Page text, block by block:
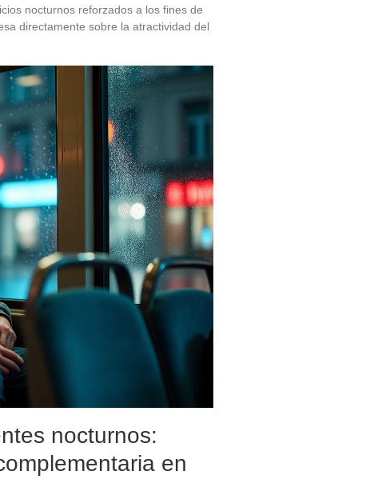
nocturnos reforzados a los fines de
directamente sobre la atractividad del
nocturnos:
en